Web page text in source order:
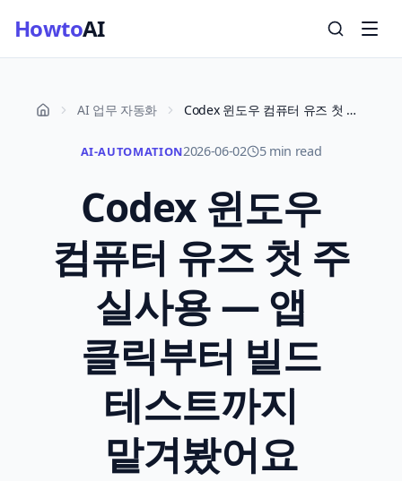
HowtoAI
AI 업무 자동화 Codex 윈도우 컴퓨터 유즈 첫 주 실사용 — 앱 클릭부터 빌드 테스트까지 맡겨봤어요
AI-AUTOMATION2026-06-02 5 min read
Codex 윈도우
컴퓨터 유즈 첫 주
실사용 — 앱
클릭부터 빌드
테스트까지
맡겨봤어요